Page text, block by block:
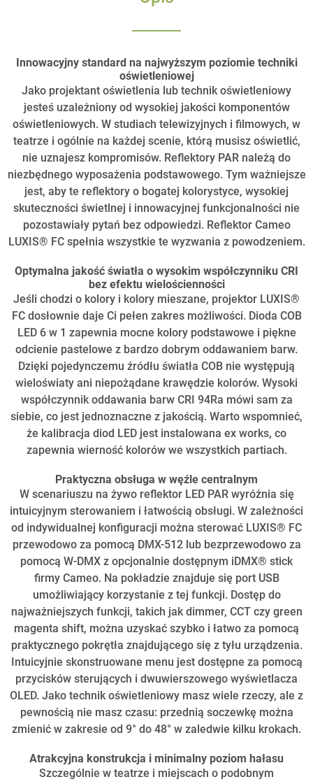
Innowacyjny standard na najwyższym poziomie techniki
oświetleniowej
Jako projektant oświetlenia lub technik oświetleniowy
jesteś uzależniony od wysokiej jakości komponentów
oświetleniowych. W studiach telewizyjnych i filmowych, w
teatrze i ogólnie na każdej scenie, którą musisz oświetlić,
nie uznajesz kompromisów. Reflektory PAR należą do
niezbędnego wyposażenia podstawowego. Tym ważniejsze
jest, aby te reflektory o bogatej kolorystyce, wysokiej
skuteczności świetlnej i innowacyjnej funkcjonalności nie
pozostawiały pytań bez odpowiedzi. Reflektor Cameo
LUXIS® FC spełnia wszystkie te wyzwania z powodzeniem.
Optymalna jakość światła o wysokim współczynniku CRI
bez efektu wielościenności
Jeśli chodzi o kolory i kolory mieszane, projektor LUXIS®
FC dosłownie daje Ci pełen zakres możliwości. Dioda COB
LED 6 w 1 zapewnia mocne kolory podstawowe i piękne
odcienie pastelowe z bardzo dobrym oddawaniem barw.
Dzięki pojedynczemu źródłu światła COB nie występują
wieloświaty ani niepożądane krawędzie kolorów. Wysoki
współczynnik oddawania barw CRI 94Ra mówi sam za
siebie, co jest jednoznaczne z jakością. Warto wspomnieć,
że kalibracja diod LED jest instalowana ex works, co
zapewnia wierność kolorów we wszystkich partiach.
Praktyczna obsługa w węźle centralnym
W scenariuszu na żywo reflektor LED PAR wyróżnia się
intuicyjnym sterowaniem i łatwością obsługi. W zależności
od indywidualnej konfiguracji można sterować LUXIS® FC
przewodowo za pomocą DMX-512 lub bezprzewodowo za
pomocą W-DMX z opcjonalnie dostępnym iDMX® stick
firmy Cameo. Na pokładzie znajduje się port USB
umożliwiający korzystanie z tej funkcji. Dostęp do
najważniejszych funkcji, takich jak dimmer, CCT czy green
magenta shift, można uzyskać szybko i łatwo za pomocą
praktycznego pokrętła znajdującego się z tyłu urządzenia.
Intuicyjnie skonstruowane menu jest dostępne za pomocą
przycisków sterujących i dwuwierszowego wyświetlacza
OLED. Jako technik oświetleniowy masz wiele rzeczy, ale z
pewnością nie masz czasu: przednią soczewkę można
zmienić w zakresie od 9° do 48° w zaledwie kilku krokach.
Atrakcyjna konstrukcja i minimalny poziom hałasu
Szczególnie w teatrze i miejscach o podobnym